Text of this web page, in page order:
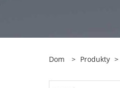
Dom > Produkty >